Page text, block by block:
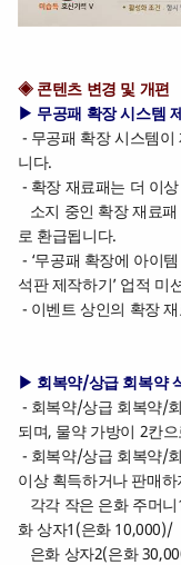
◈ 콘텐츠 변경 및 개편
▶ 무공패 확장 시스템
- 무공패 확장 시스템
니다.
- 확장 재료패는 더 이
소지 중인 확장 재료
로 환급됩니다.
- ‘무공패 확장에 아이
석판 제작하기’ 업적 미
- 이벤트 상인의 확장
▶ 회복약/상급 회복약
- 회복약/상급 회복약/
되며, 물약 가방이 2칸
- 회복약/상급 회복약/
이상 획득하거나 판매
각각 작은 은화 주머
화 상자1(은화 10,000)/
은화 상자2(은화